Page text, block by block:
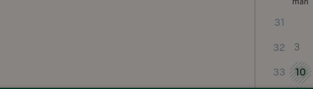
31
32 3
33 10